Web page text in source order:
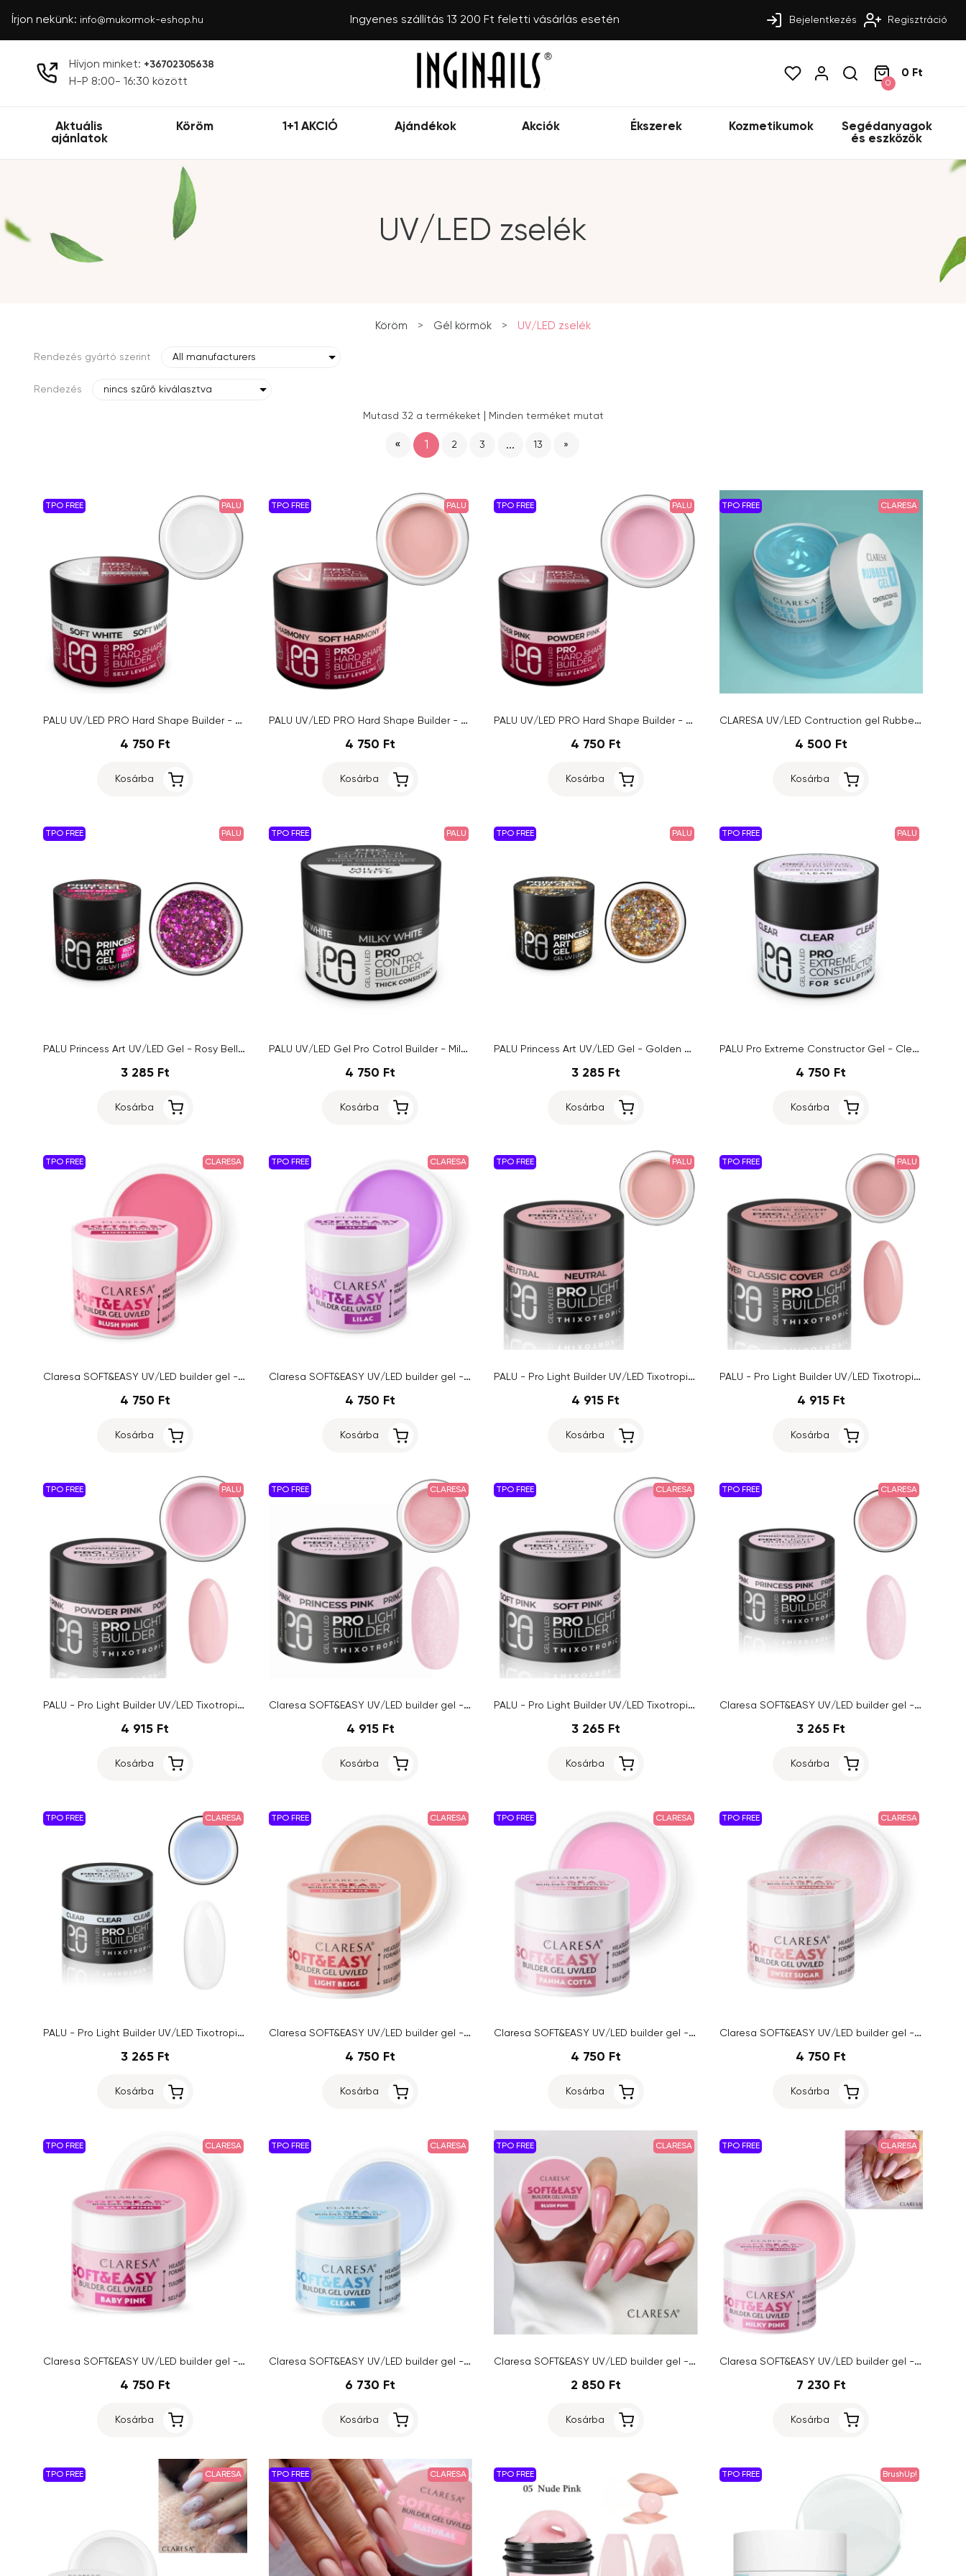
Írjon nekünk: info@mukormok-eshop.hu Ingyenes szállítás 13 200 Ft feletti vásárlás esetén Bejelentkezés Regisztráció
Hívjon minket: +36702305638
H-P 8:00- 16:30 között 0
0 Ft
Aktuális
ajánlatok
Köröm 1+1 AKCIÓ Ajándékok Akciók Ékszerek Kozmetikumok
Segédanyagok
és eszközök
UV/LED zselék
Köröm > Gél körmök > UV/LED zselék
Rendezés gyártó szerint All manufacturers
Rendezés nincs szűrő kiválasztva
Mutasd 32 a termékeket Minden terméket mutat
« 1 2 3 ... 13 »
TPO FREE PALU
PALU UV/LED PRO Hard Shape Builder - Soft White, 45g
4 750 Ft
Kosárba
TPO FREE PALU
PALU UV/LED PRO Hard Shape Builder - Soft Harmony, 45g
4 750 Ft
Kosárba
TPO FREE PALU
PALU UV/LED PRO Hard Shape Builder - Powder Pink, 45g
4 750 Ft
Kosárba
TPO FREE CLARESA
CLARESA UV/LED Contruction gel Rubber Gel 1, 45g
4 500 Ft
Kosárba
TPO FREE PALU
PALU Princess Art UV/LED Gel - Rosy Bella, 10g
3 285 Ft
Kosárba
TPO FREE PALU
PALU UV/LED Gel Pro Cotrol Builder - Milky White, 45g
4 750 Ft
Kosárba
TPO FREE PALU
PALU Princess Art UV/LED Gel - Golden Aurora, 10g
3 285 Ft
Kosárba
TPO FREE PALU
PALU Pro Extreme Constructor Gel - Clear, 45g
4 750 Ft
Kosárba
TPO FREE CLARESA
Claresa SOFT&EASY UV/LED builder gel - Blush Pink, 45g
4 750 Ft
Kosárba
TPO FREE CLARESA
Claresa SOFT&EASY UV/LED builder gel - Lilac, 45g
4 750 Ft
Kosárba
TPO FREE PALU
PALU - Pro Light Builder UV/LED Tixotropic - Neutral, 45g
4 915 Ft
Kosárba
TPO FREE PALU
PALU - Pro Light Builder UV/LED Tixotropic - Classic Cover, 45g
4 915 Ft
Kosárba
TPO FREE PALU
PALU - Pro Light Builder UV/LED Tixotropic - Powder Pink, 45g
4 915 Ft
Kosárba
TPO FREE CLARESA
Claresa SOFT&EASY UV/LED builder gel - Princess Pink, 45g
4 915 Ft
Kosárba
TPO FREE CLARESA
PALU - Pro Light Builder UV/LED Tixotropic - Soft Pink, 45g
3 265 Ft
Kosárba
TPO FREE CLARESA
Claresa SOFT&EASY UV/LED builder gel - Princess Pink, 12g
3 265 Ft
Kosárba
TPO FREE CLARESA
PALU - Pro Light Builder UV/LED Tixotropic - Clear,12g
3 265 Ft
Kosárba
TPO FREE CLARESA
Claresa SOFT&EASY UV/LED builder gel - Light Beige, 45g
4 750 Ft
Kosárba
TPO FREE CLARESA
Claresa SOFT&EASY UV/LED builder gel - Panna Cotta, 45g
4 750 Ft
Kosárba
TPO FREE CLARESA
Claresa SOFT&EASY UV/LED builder gel - Sweet Sugar, 45g
4 750 Ft
Kosárba
TPO FREE CLARESA
Claresa SOFT&EASY UV/LED builder gel - Baby Pink, 45g
4 750 Ft
Kosárba
TPO FREE CLARESA
Claresa SOFT&EASY UV/LED builder gel - Clear, 90g
6 730 Ft
Kosárba
TPO FREE CLARESA
Claresa SOFT&EASY UV/LED builder gel - Blush Pink, 12g
2 850 Ft
Kosárba
TPO FREE CLARESA
Claresa SOFT&EASY UV/LED builder gel - Milky Pink, 90g
7 230 Ft
Kosárba
TPO FREE CLARESA TPO FREE CLARESA TPO FREE TPO FREE BrushUp!